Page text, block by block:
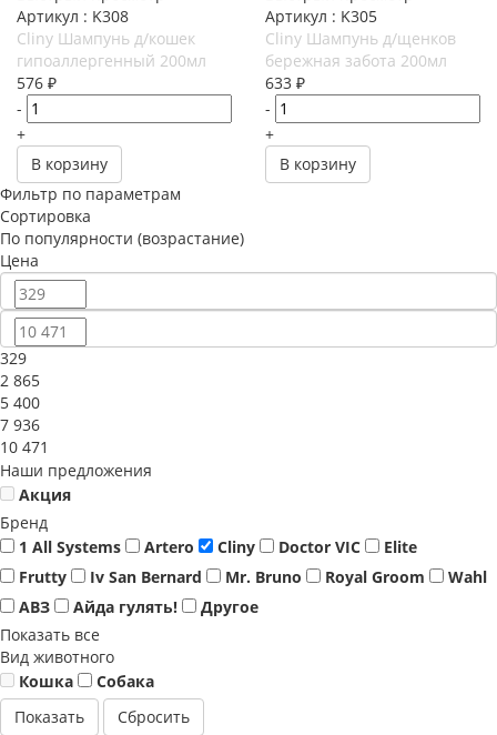
Артикул : K308
Cliny Шампунь д/кошек
гипоаллергенный 200мл
576 ₽
-
+
В корзину
Артикул : K305
Cliny Шампунь д/щенков
бережная забота 200мл
633 ₽
-
+
В корзину
Фильтр по параметрам
Сортировка
По популярности (возрастание)
Цена
329
2 865
5 400
7 936
10 471
Наши предложения
Акция
Бренд
1 All Systems
Artero Cliny Doctor VIC
Elite
Frutty
Iv San Bernard Mr. Bruno Royal Groom
Wahl
АВЗ
Айда гулять!
Другое
Показать все
Вид животного
Кошка
Собака
Сбросить